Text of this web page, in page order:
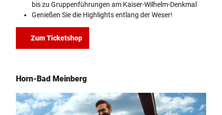
bis zu Gruppenführungen am Kaiser-Wilhelm-Denkmal
Genießen Sie die Highlights entlang der Weser!
Zum Ticketshop
Horn-Bad Meinberg